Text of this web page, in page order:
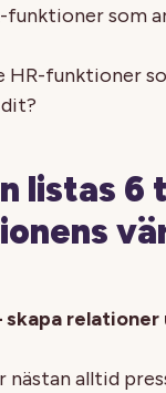
funktioner som
HR-funktioner
listas 6
skapa relationer
nästan alltid